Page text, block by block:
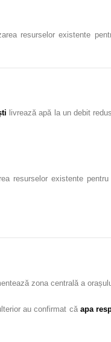
resurselor existente
i livrează apă la un debit
resurselor existente
zona centrală a
au confirmat că apa